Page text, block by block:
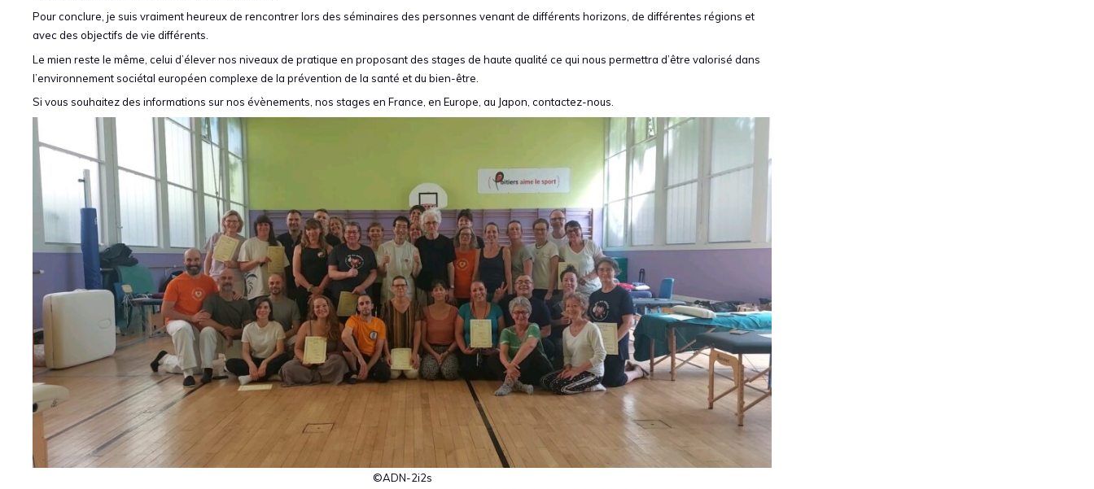
Pour conclure, je suis vraiment heureux de rencontrer lors des séminaires des personnes venant de différents horizons, de différentes régions et
avec des objectifs de vie différents.
Le mien reste le même, celui d’élever nos niveaux de pratique en proposant des stages de haute qualité ce qui nous permettra d’être valorisé dans
l’environnement sociétal européen complexe de la prévention de la santé et du bien-être.
Si vous souhaitez des informations sur nos évènements, nos stages en France, en Europe, au Japon, contactez-nous.
©ADN-2i2s